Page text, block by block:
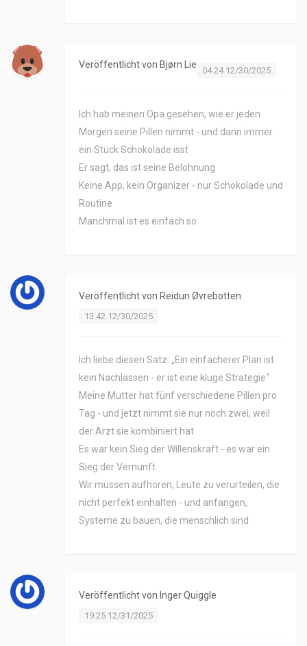
Veröffentlicht von Bjørn Lie
04:24 12/30/2025
Ich hab meinen Opa gesehen, wie er jeden
Morgen seine Pillen nimmt - und dann immer
ein Stück Schokolade isst
Er sagt, das ist seine Belohnung
Keine App, kein Organizer - nur Schokolade und
Routine
Manchmal ist es einfach so
Veröffentlicht von Reidun Øvrebotten
13:42 12/30/2025
Ich liebe diesen Satz: „Ein einfacherer Plan ist
kein Nachlassen - er ist eine kluge Strategie“
Meine Mutter hat fünf verschiedene Pillen pro
Tag - und jetzt nimmt sie nur noch zwei, weil
der Arzt sie kombiniert hat
Es war kein Sieg der Willenskraft - es war ein
Sieg der Vernunft
Wir müssen aufhören, Leute zu verurteilen, die
nicht perfekt einhalten - und anfangen,
Systeme zu bauen, die menschlich sind
Veröffentlicht von Inger Quiggle
19:25 12/31/2025